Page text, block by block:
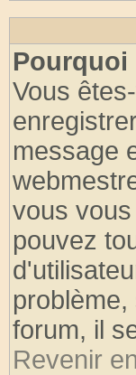
Pourquoi
Vous
message
vous
pouvez
forum, il
Revenir